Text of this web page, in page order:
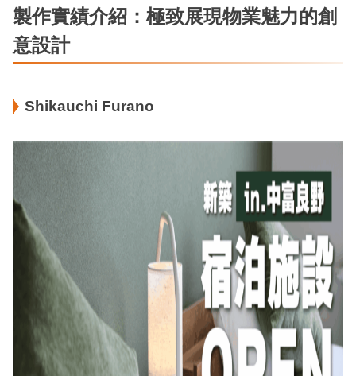
製作實績介紹：極致展現物業魅力的創
意設計
Shikauchi Furano